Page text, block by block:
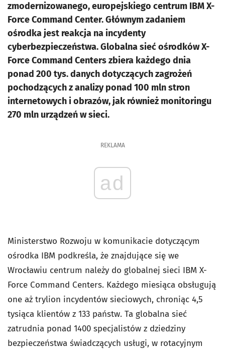
zmodernizowanego, europejskiego centrum IBM X-
Force Command Center. Głównym zadaniem
ośrodka jest reakcja na incydenty
cyberbezpieczeństwa. Globalna sieć ośrodków X-
Force Command Centers zbiera każdego dnia
ponad 200 tys. danych dotyczących zagrożeń
pochodzących z analizy ponad 100 mln stron
internetowych i obrazów, jak również monitoringu
270 mln urządzeń w sieci.
REKLAMA
ad
Ministerstwo Rozwoju w komunikacie dotyczącym
ośrodka IBM podkreśla, że znajdujące się we
Wrocławiu centrum należy do globalnej sieci IBM X-
Force Command Centers. Każdego miesiąca obsługują
one aż trylion incydentów sieciowych, chroniąc 4,5
tysiąca klientów z 133 państw. Ta globalna sieć
zatrudnia ponad 1400 specjalistów z dziedziny
bezpieczeństwa świadczących usługi, w rotacyjnym